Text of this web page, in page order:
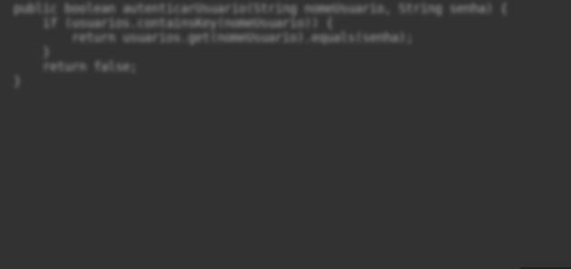
public boolean autenticarUsuario(String nomeUsuario, String senha) {
    if (usuarios.containsKey(nomeUsuario)) {
        return usuarios.get(nomeUsuario).equals(senha);
    return false;